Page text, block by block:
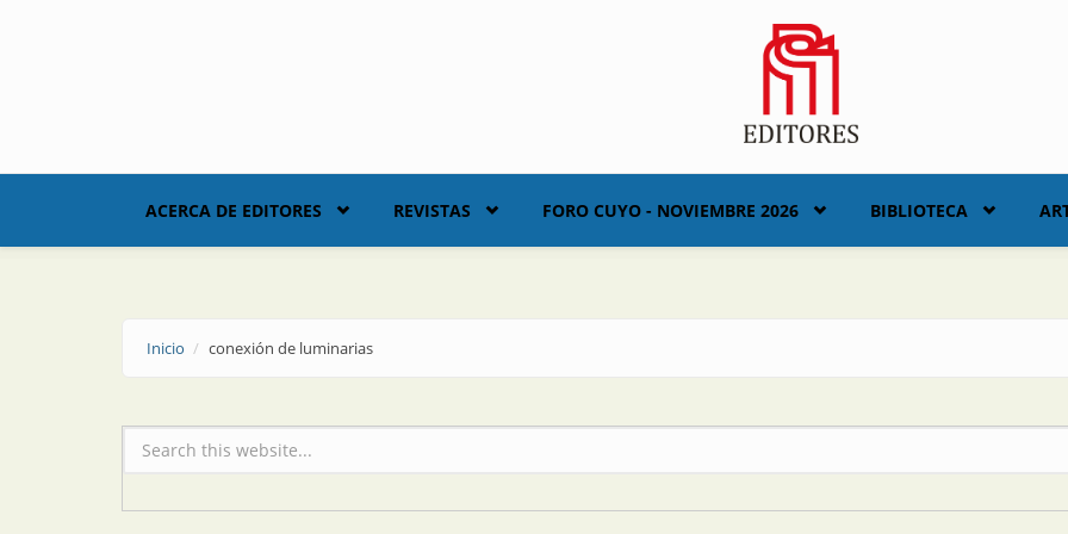
ACERCA DE EDITORES REVISTAS FORO CUYO - NOVIEMBRE 2026 BIBLIOTECA
Inicio conexión de luminarias
Formulario de búsqueda